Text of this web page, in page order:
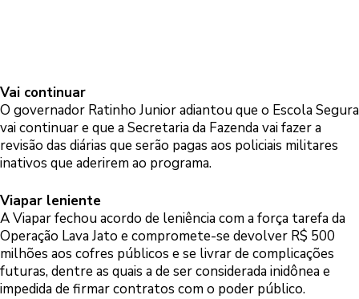
Vai continuar
O governador Ratinho Junior adiantou que o Escola Segura
vai continuar e que a Secretaria da Fazenda vai fazer a
revisão das diárias que serão pagas aos policiais militares
inativos que aderirem ao programa.
Viapar leniente
A Viapar fechou acordo de leniência com a força tarefa da
Operação Lava Jato e compromete-se devolver R$ 500
milhões aos cofres públicos e se livrar de complicações
futuras, dentre as quais a de ser considerada inidônea e
impedida de firmar contratos com o poder público.